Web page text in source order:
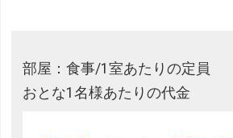
部屋：食事/1室あたりの定員
おとな1名様あたりの代金